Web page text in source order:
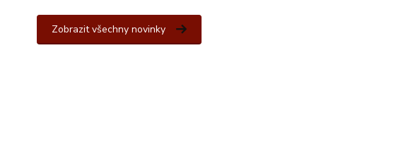
Zobrazit všechny novinky